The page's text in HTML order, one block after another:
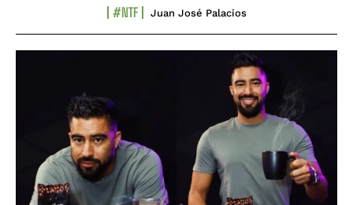
#NTF Juan José Palacios